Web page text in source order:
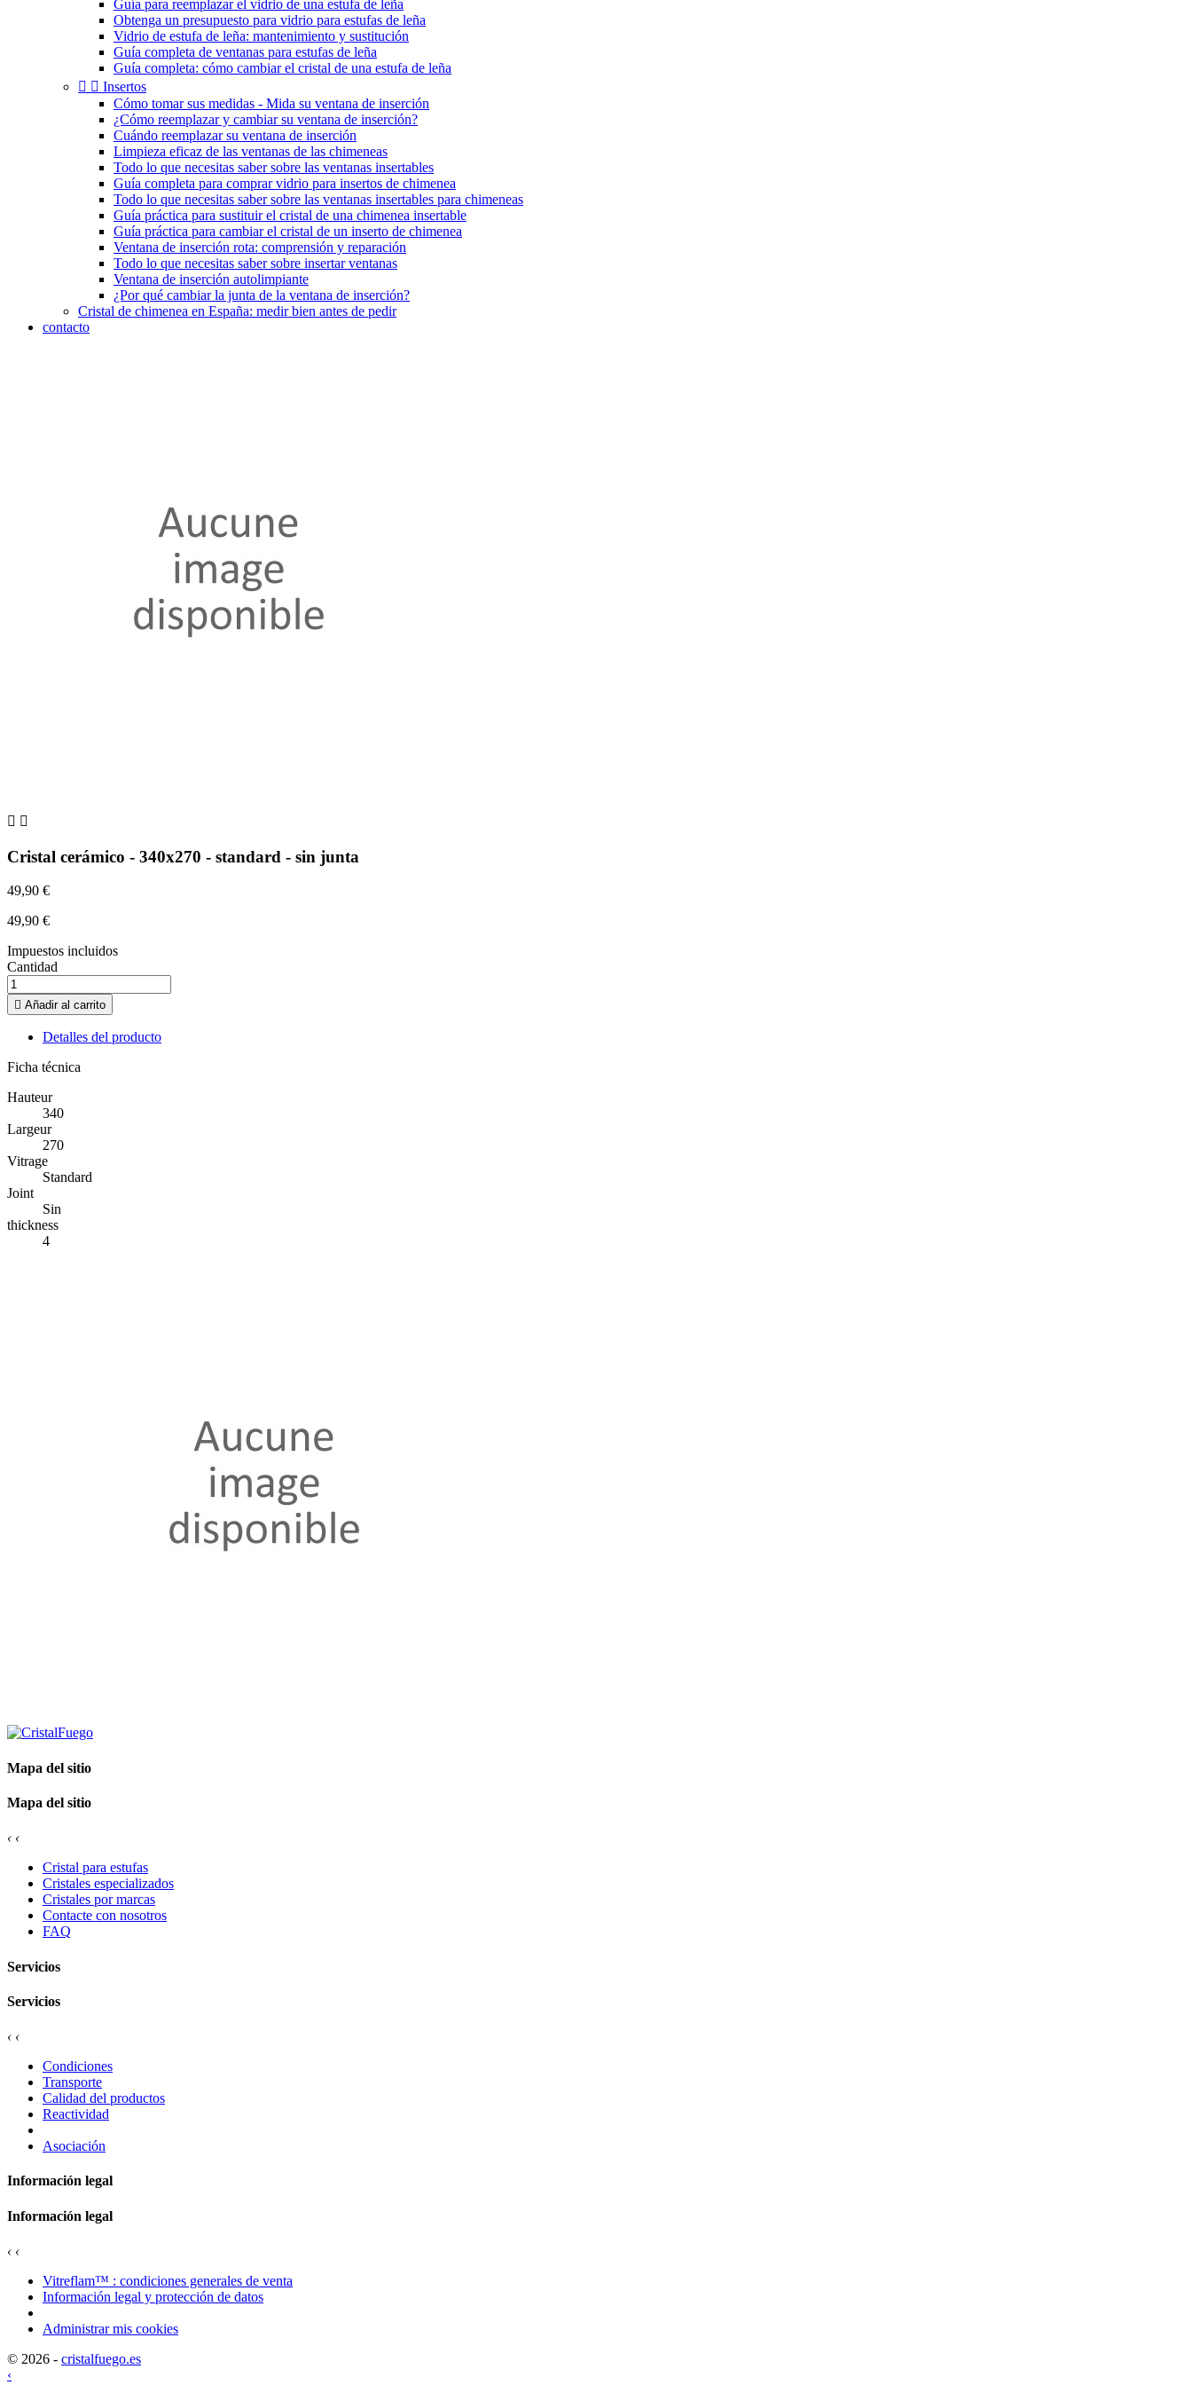
Guía para reemplazar el vidrio de una estufa de leña
Obtenga un presupuesto para vidrio para estufas de leña
Vidrio de estufa de leña: mantenimiento y sustitución
Guía completa de ventanas para estufas de leña
Guía completa: cómo cambiar el cristal de una estufa de leña
  Insertos
Cómo tomar sus medidas - Mida su ventana de inserción
¿Cómo reemplazar y cambiar su ventana de inserción?
Cuándo reemplazar su ventana de inserción
Limpieza eficaz de las ventanas de las chimeneas
Todo lo que necesitas saber sobre las ventanas insertables
Guía completa para comprar vidrio para insertos de chimenea
Todo lo que necesitas saber sobre las ventanas insertables para chimeneas
Guía práctica para sustituir el cristal de una chimenea insertable
Guía práctica para cambiar el cristal de un inserto de chimenea
Ventana de inserción rota: comprensión y reparación
Todo lo que necesitas saber sobre insertar ventanas
Ventana de inserción autolimpiante
¿Por qué cambiar la junta de la ventana de inserción?
Cristal de chimenea en España: medir bien antes de pedir
contacto
 
Cristal cerámico - 340x270 - standard - sin junta
49,90 €
49,90 €
Impuestos incluidos
Cantidad
 Añadir al carrito
Detalles del producto
Ficha técnica
Hauteur
340
Largeur
270
Vitrage
Standard
Joint
Sin
thickness
4
Mapa del sitio
Mapa del sitio
‹ ‹
Cristal para estufas
Cristales especializados
Cristales por marcas
Contacte con nosotros
FAQ
Servicios
Servicios
‹ ‹
Condiciones
Transporte
Calidad del productos
Reactividad
Asociación
Información legal
Información legal
‹ ‹
Vitreflam™ : condiciones generales de venta
Información legal y protección de datos
Administrar mis cookies
© 2026 - cristalfuego.es
‹